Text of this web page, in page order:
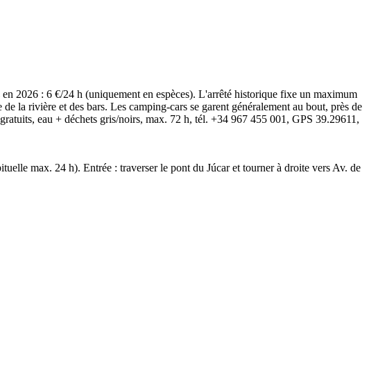
2026 : 6 €/24 h (uniquement en espèces). L'arrêté historique fixe un maximum
la rivière et des bars. Les camping-cars se garent généralement au bout, près de
eau + déchets gris/noirs, max. 72 h, tél. +34 967 455 001, GPS 39.29611,
max. 24 h). Entrée : traverser le pont du Júcar et tourner à droite vers Av. de